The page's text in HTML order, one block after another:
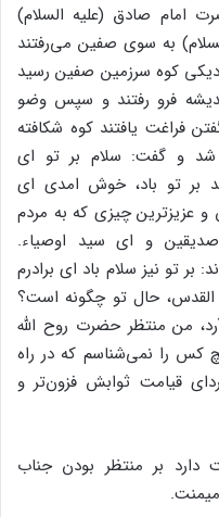
امام صادق (علیه السلام)
به سوی صفین می‌رفتند
کوه سرزمین صفین رسید
فرو رفتند و سپس وضو
فراغت یافتند کوه شکافته
و گفت: سلام بر تو ای
بر تو باد، خوش امدی ای
و عزیزترین چیزی که به مردم
و ای سید اوصیاء.
بر تو نیز سلام باد ای برادرم
حال تو چگونه است؟
من منتظر حضرت روح الله
کس را نمی‌شناسم که در راه
قیامت ثوابش فزون‌تر و
بر منتظر بودن جناب